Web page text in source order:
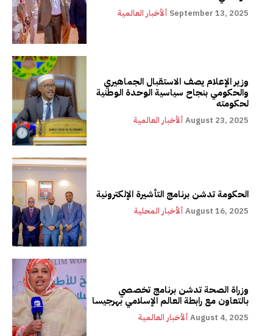
ألأخبار العالمية September 13, 2025
وزير الإعلام يصف الاستقبال الجماهيري
والحكومي بنجاح سياسية الوحدة الوطنية
لحكومته
ألأخبار العالمية August 23, 2025
الحكومة تدشن برنامج التأشيرة الإلكترونية
ألأخبار المحلية August 16, 2025
وزراة الصحة تدشن برنامج تخصصي
بالتعاون مع رابطة العالم الإسلامي بهرجيسا
ألأخبار العالمية August 4, 2025